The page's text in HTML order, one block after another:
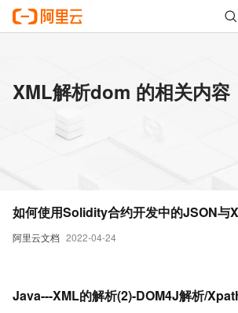
XML解析dom 的相关内容
阿里云文档 2022-04-24
如何使用Solidity合约开发中的JSON与
Java---XML的解析(2)-DOM4J解析/